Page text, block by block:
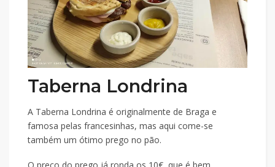
Taberna Londrina
A Taberna Londrina é originalmente de Braga e
famosa pelas francesinhas, mas aqui come-se
também um ótimo prego no pão.